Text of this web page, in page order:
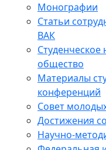
Монографии
Статьи
ВАК
Студенческое
общество
Материалы
конференций
Совет
Достижения
Научно-